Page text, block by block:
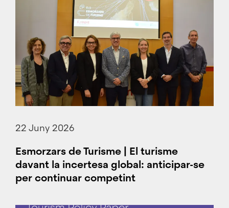
22 Juny 2026
Esmorzars de Turisme | El turisme
davant la incertesa global: anticipar-se
per continuar competint